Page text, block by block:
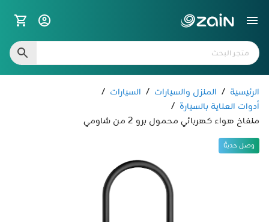
الرئيسية / المنزل والسيارات / السيارات /
أدوات العناية بالسيارة /
منفاخ هواء كهربائي محمول برو 2 من شاومي
وصل حديثًا